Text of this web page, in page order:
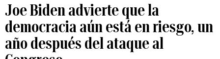
Joe Biden advierte que la
democracia aún está en riesgo, un
año después del ataque al